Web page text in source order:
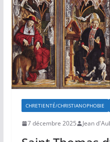
CHRETIENTÉ/CHRISTIANOPHOBIE
7 décembre 2025 Jean